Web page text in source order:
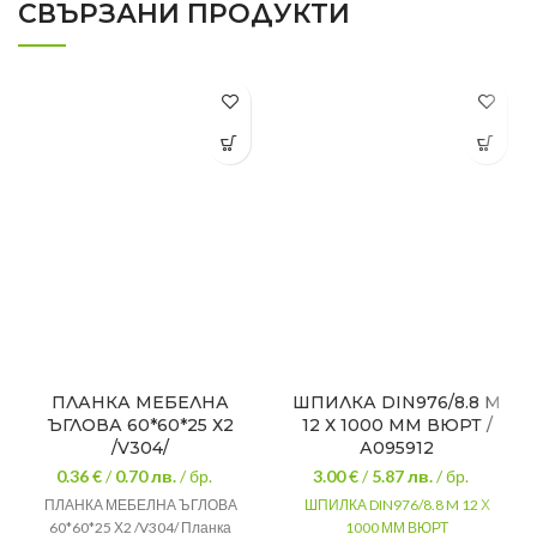
СВЪРЗАНИ ПРОДУКТИ
ПЛАНКА МЕБЕЛНА
ЪГЛОВА 60*60*25 Х2
/V304/
0.36 €/0.70лв./ бр.
ПЛАНКА МЕБЕЛНА ЪГЛОВА
60*60*25 Х2 /V304/ Планка
ШПИЛКА DIN976/8.8 M
12 Х 1000 ММ ВЮРТ /
А095912
3.00 €/5.87лв./ бр.
ШПИЛКА DIN976/8.8 M 12 Х
1000 ММ ВЮРТ